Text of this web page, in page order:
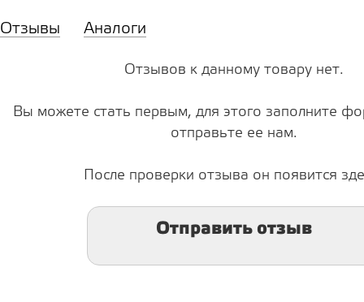
Отзывы Аналоги
Отзывов к данному товару нет.
Вы можете стать первым, для этого заполните
отправьте ее нам.
После проверки отзыва он появится
Отправить отзыв